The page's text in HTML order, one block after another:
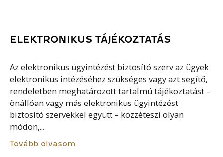
ELEKTRONIKUS TÁJÉKOZTATÁS
Az elektronikus ügyintézést biztosító szerv az ügyek
elektronikus intézéséhez szükséges vagy azt segítő,
rendeletben meghatározott tartalmú tájékoztatást –
önállóan vagy más elektronikus ügyintézést
biztosító szervekkel együtt – közzéteszi olyan
módon,...
Tovább olvasom